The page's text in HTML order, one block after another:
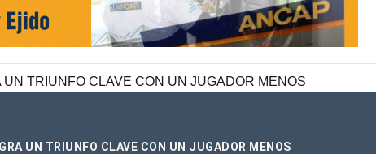
UN TRIUNFO CLAVE CON UN JUGADOR MENOS